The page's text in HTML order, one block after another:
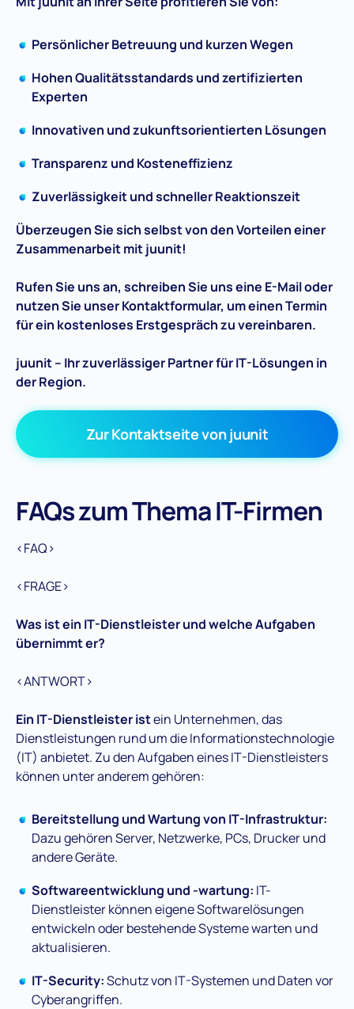
Persönlicher Betreuung und kurzen Wegen
Hohen Qualitätsstandards und zertifizierten
Experten
Innovativen und zukunftsorientierten Lösungen
Transparenz und Kosteneffizienz
Zuverlässigkeit und schneller Reaktionszeit
Überzeugen Sie sich selbst von den Vorteilen einer
Zusammenarbeit mit juunit!
Rufen Sie uns an, schreiben Sie uns eine E-Mail oder
nutzen Sie unser Kontaktformular, um einen Termin
für ein kostenloses Erstgespräch zu vereinbaren.
juunit – Ihr zuverlässiger Partner für IT-Lösungen in
der Region.
Zur Kontaktseite von juunit
FAQs zum Thema IT-Firmen
<FAQ>
<FRAGE>
Was ist ein IT-Dienstleister und welche Aufgaben
übernimmt er?
<ANTWORT>
Ein IT-Dienstleister istein Unternehmen, das
Dienstleistungen rund um die Informationstechnologie
(IT) anbietet. Zu den Aufgaben eines IT-Dienstleisters
können unter anderem gehören:
Bereitstellung und Wartung von IT-Infrastruktur:
Dazu gehören Server, Netzwerke, PCs, Drucker und
andere Geräte.
Softwareentwicklung und -wartung: IT-
Dienstleister können eigene Softwarelösungen
entwickeln oder bestehende Systeme warten und
aktualisieren.
IT-Security:Schutz von IT-Systemen und Daten vor
Cyberangriffen.